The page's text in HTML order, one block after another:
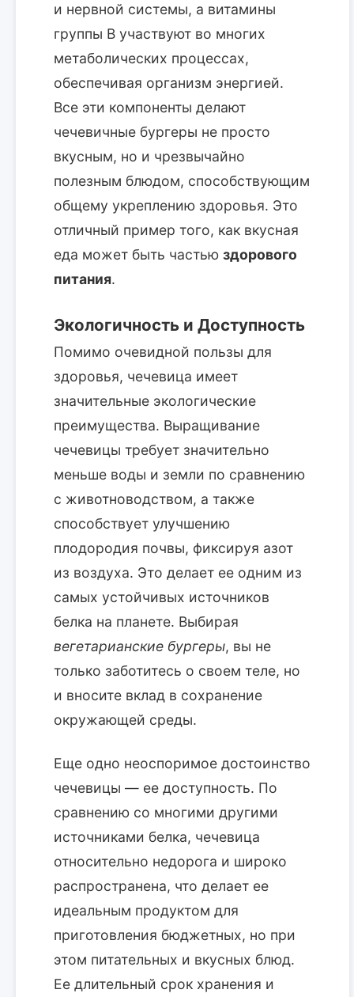
и нервной системы, а витамины
группы B участвуют во многих
метаболических процессах,
обеспечивая организм энергией.
Все эти компоненты делают
чечевичные бургеры не просто
вкусным, но и чрезвычайно
полезным блюдом, способствующим
общему укреплению здоровья. Это
отличный пример того, как вкусная
еда может быть частью здорового
питания.
Экологичность и Доступность
Помимо очевидной пользы для
здоровья, чечевица имеет
значительные экологические
преимущества. Выращивание
чечевицы требует значительно
меньше воды и земли по сравнению
с животноводством, а также
способствует улучшению
плодородия почвы, фиксируя азот
из воздуха. Это делает ее одним из
самых устойчивых источников
белка на планете. Выбирая
вегетарианские бургеры, вы не
только заботитесь о своем теле, но
и вносите вклад в сохранение
окружающей среды.
Еще одно неоспоримое достоинство
чечевицы — ее доступность. По
сравнению со многими другими
источниками белка, чечевица
относительно недорога и широко
распространена, что делает ее
идеальным продуктом для
приготовления бюджетных, но при
этом питательных и вкусных блюд.
Ее длительный срок хранения и